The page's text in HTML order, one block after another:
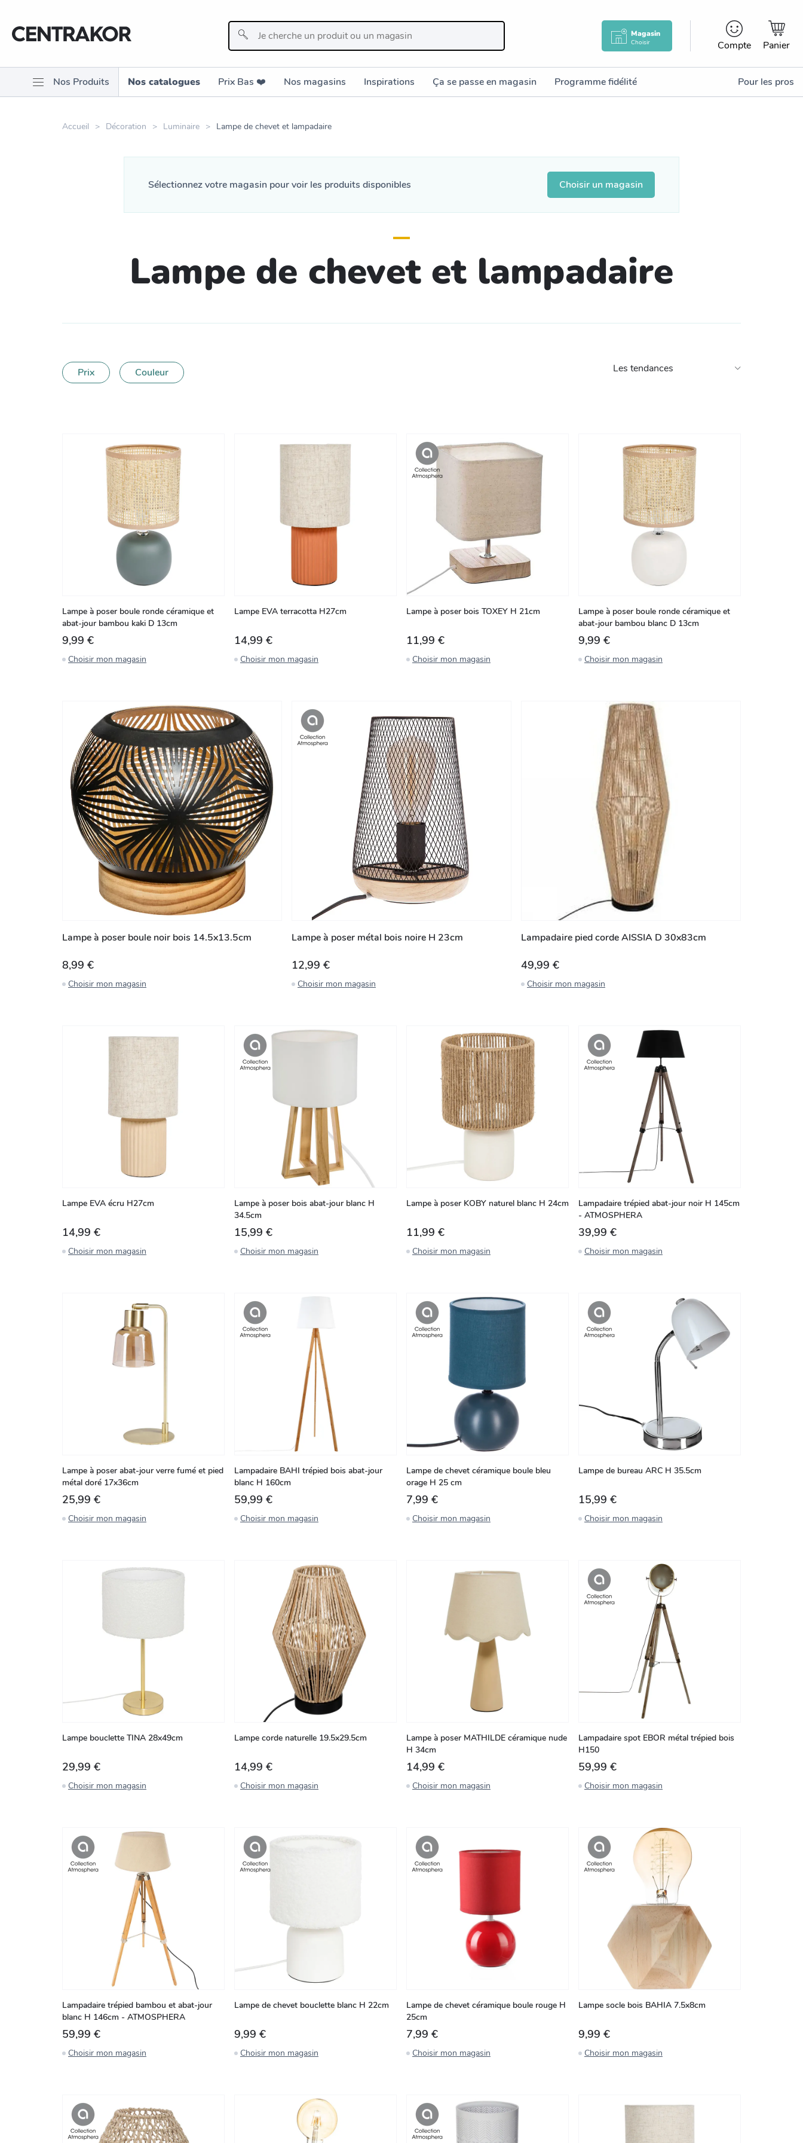
Magasin
Choisir Compte Panier
Nos Produits Nos catalogues Prix Bas ❤️️ Nos magasins Inspirations Ça se passe en magasin Programme fidélité Pour les pros
Accueil Décoration Luminaire Lampe de chevet et lampadaire
Sélectionnez votre magasin pour voir les produits disponibles Choisir un magasin
Lampe de chevet et lampadaire
Prix Couleur
Lampe à poser boule ronde céramique et
abat-jour bambou kaki D 13cm
9,99 €
Choisir mon magasin
Lampe EVA terracotta H27cm
14,99 €
Choisir mon magasin
Lampe à poser bois TOXEY H 21cm
11,99 €
Choisir mon magasin
Lampe à poser boule ronde céramique et
abat-jour bambou blanc D 13cm
9,99 €
Choisir mon magasin
Lampe à poser boule noir bois 14.5x13.5cm
8,99 €
Choisir mon magasin
Lampe à poser métal bois noire H 23cm
12,99 €
Choisir mon magasin
Lampadaire pied corde AISSIA D 30x83cm
49,99 €
Choisir mon magasin
Lampe EVA écru H27cm
14,99 €
Choisir mon magasin
Lampe à poser bois abat-jour blanc H
34.5cm
15,99 €
Choisir mon magasin
Lampe à poser KOBY naturel blanc H 24cm
11,99 €
Choisir mon magasin
Lampadaire trépied abat-jour noir H 145cm
- ATMOSPHERA
39,99 €
Choisir mon magasin
Lampe à poser abat-jour verre fumé et pied
métal doré 17x36cm
25,99 €
Choisir mon magasin
Lampadaire BAHI trépied bois abat-jour
blanc H 160cm
59,99 €
Choisir mon magasin
Lampe de chevet céramique boule bleu
orage H 25 cm
7,99 €
Choisir mon magasin
Lampe de bureau ARC H 35.5cm
15,99 €
Choisir mon magasin
Lampe bouclette TINA 28x49cm
29,99 €
Choisir mon magasin
Lampe corde naturelle 19.5x29.5cm
14,99 €
Choisir mon magasin
Lampe à poser MATHILDE céramique nude
H 34cm
14,99 €
Choisir mon magasin
Lampadaire spot EBOR métal trépied bois
H150
59,99 €
Choisir mon magasin
Lampadaire trépied bambou et abat-jour
blanc H 146cm - ATMOSPHERA
59,99 €
Choisir mon magasin
Lampe de chevet bouclette blanc H 22cm
9,99 €
Choisir mon magasin
Lampe de chevet céramique boule rouge H
25cm
7,99 €
Choisir mon magasin
Lampe socle bois BAHIA 7.5x8cm
9,99 €
Choisir mon magasin